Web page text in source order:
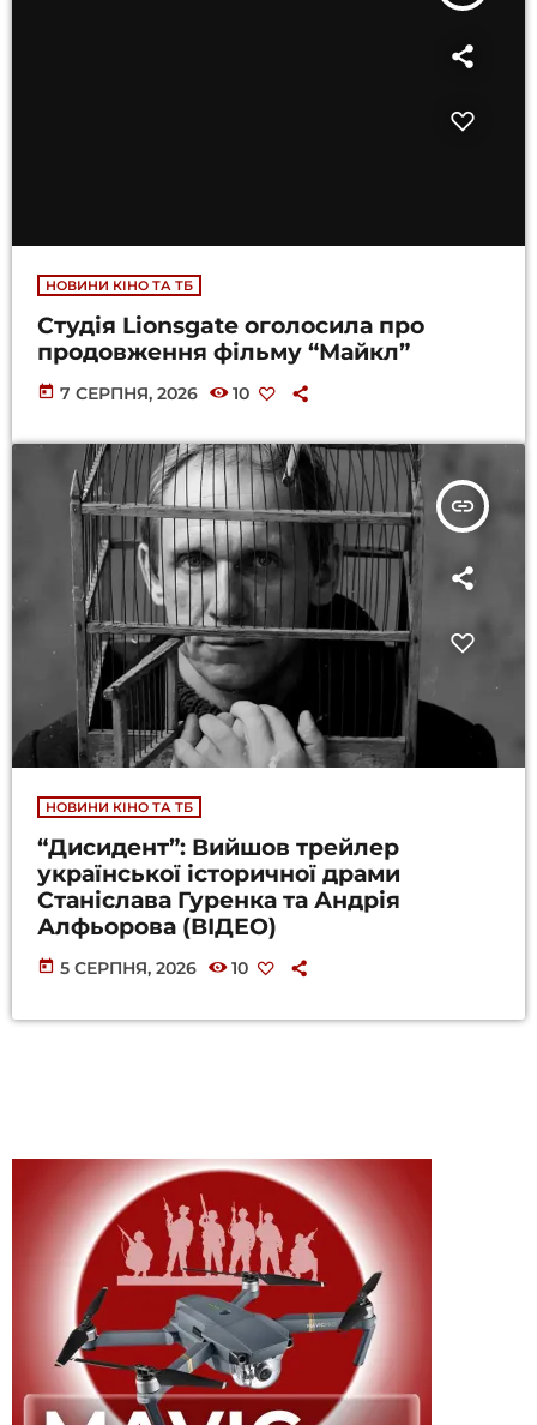
НОВИНИ КІНО ТА ТБ
Студія Lionsgate оголосила про
продовження фільму “Майкл”
today 7 СЕРПНЯ, 2026 10
insert_link
НОВИНИ КІНО ТА ТБ
“Дисидент”: Вийшов трейлер
української історичної драми
Станіслава Гуренка та Андрія
Алфьорова (ВІДЕО)
today 5 СЕРПНЯ, 2026 10